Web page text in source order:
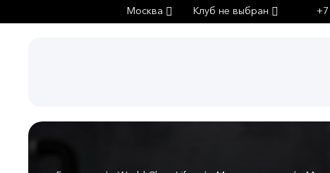
Москва Клуб не выбран